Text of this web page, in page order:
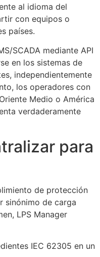
al idioma del
con equipos o
países.
SCADA mediante API
en los sistemas de
independientemente
los operadores con
Medio o América
verdaderamente
para
de protección
sinónimo de carga
LPS Manager
IEC 62305 en un